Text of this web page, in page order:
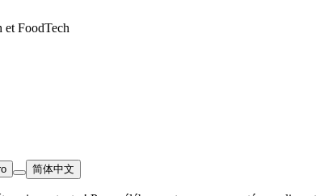
FoodTech
简体中文